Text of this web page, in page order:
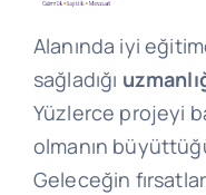
Alanında iyi
sağladığı
Yüzlerce projeyi
olmanın
Geleceğin